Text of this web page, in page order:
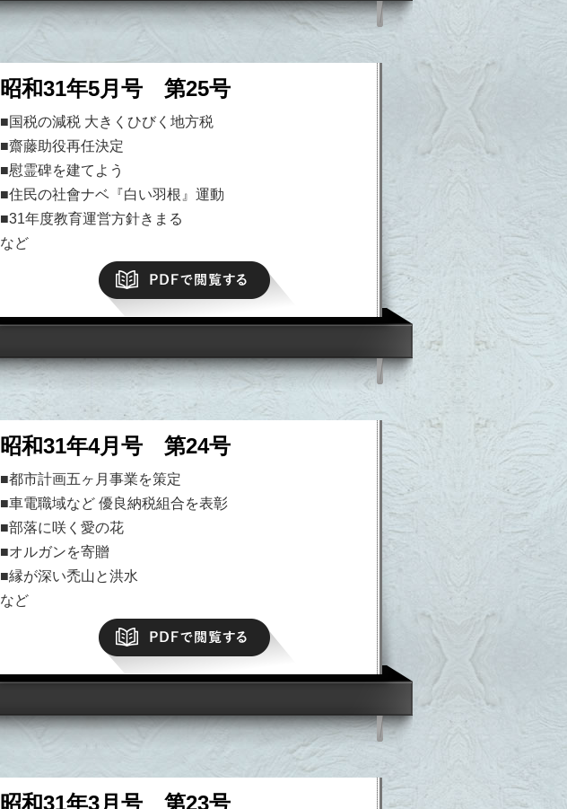
昭和31年5月号 第25号
■国税の減税 大きくひびく地方税
■齋藤助役再任決定
■慰霊碑を建てよう
■住民の社會ナベ『白い羽根』運動
■31年度教育運営方針きまる
など
PDFで閲覧する
昭和31年4月号 第24号
■都市計画五ヶ月事業を策定
■車電職域など 優良納税組合を表彰
■部落に咲く愛の花
■オルガンを寄贈
■縁が深い禿山と洪水
など
PDFで閲覧する
昭和31年3月号 第23号